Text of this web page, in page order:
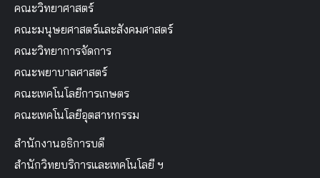
คณะวิทยาศาสตร์
คณะมนุษยศาสตร์และสังคมศาสตร์
คณะวิทยาการจัดการ
คณะพยาบาลศาสตร์
คณะเทคโนโลยีการเกษตร
คณะเทคโนโลยีอุตสาหกรรม
สำนักงานอธิการบดี
สำนักวิทยบริการและเทคโนโลยี ฯ